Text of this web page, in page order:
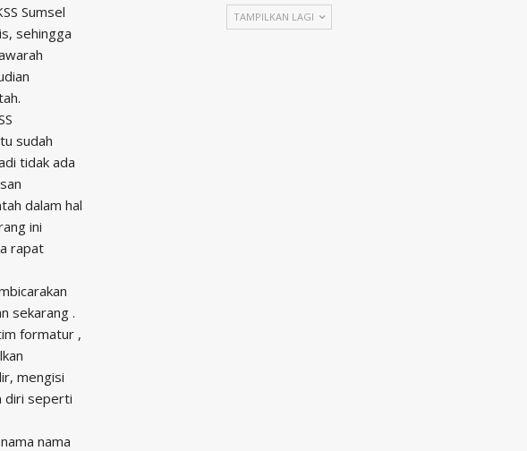
Sumsel
sehingga
sudah
tidak ada
dalam hal
ini
rapat
sekarang .
formatur ,
mengisi
diri seperti
nama
TAMPILKAN LAGI